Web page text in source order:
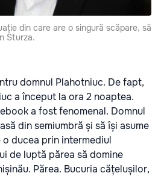
din care are o singură scăpare, să
Sturza.
domnul Plahotniuc. De fapt,
a început la ora 2 noaptea.
a fost fenomenal. Domnul
din semiumbră și să își asume
ducea prin intermediul
de luptă părea să domine
Părea. Bucuria cățelușilor,